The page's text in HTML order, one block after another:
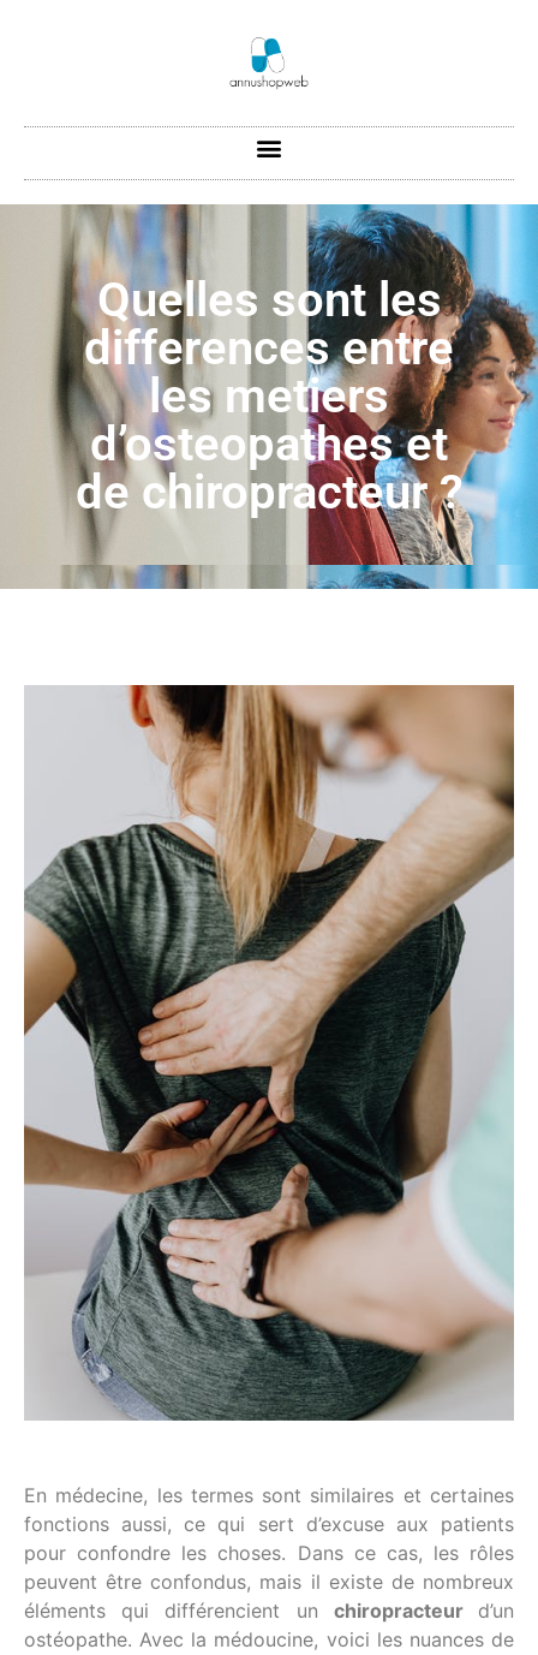
Quelles sont les
differences entre
les metiers
d’osteopathes et
de chiropracteur ?
En médecine, les termes sont similaires et certaines
fonctions aussi, ce qui sert d’excuse aux patients
pour confondre les choses. Dans ce cas, les rôles
peuvent être confondus, mais il existe de nombreux
éléments qui différencient un chiropracteur d’un
ostéopathe. Avec la médoucine, voici les nuances de